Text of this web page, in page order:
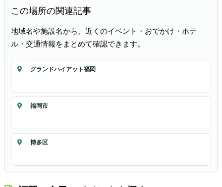
この場所の関連記事
地域名や施設名から、近くのイベント・おでかけ・ホテ
ル・交通情報をまとめて確認できます。
グランドハイアット福岡
福岡市
博多区